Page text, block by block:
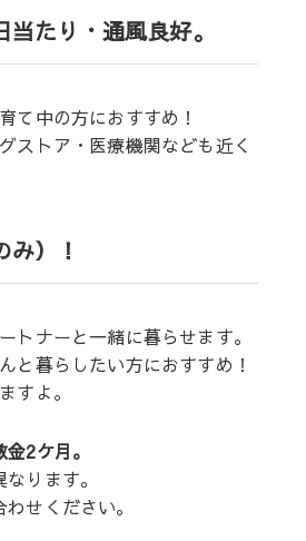
たり・通風良好。
て中の方におすすめ！
ストア・医療機関なども近く
）！
トナーと一緒に暮らせます。
と暮らしたい方におすすめ！
すよ。
2ケ月。
ります。
せください。